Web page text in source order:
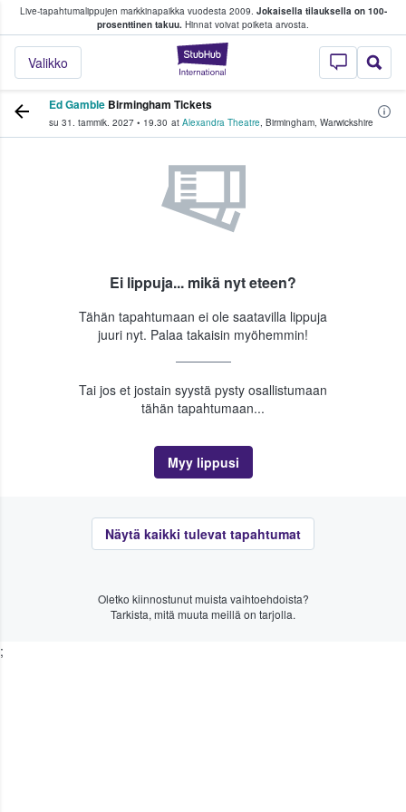
Live-tapahtumalippujen markkinapaikka vuodesta 2009. Jokaisella tilauksella on 100-
prosenttinen takuu. Hinnat voivat poiketa arvosta.
StubHub -
Valikko
fanit ostavat ja myyvät lippuja
Ed Gamble Birmingham Tickets
su 31. tammik. 2027 • 19.30 at Alexandra Theatre, Birmingham, Warwickshire
Ei lippuja... mikä nyt eteen?
Tähän tapahtumaan ei ole saatavilla lippuja
juuri nyt. Palaa takaisin myöhemmin!
Tai jos et jostain syystä pysty osallistumaan
tähän tapahtumaan...
Myy lippusi
Näytä kaikki tulevat tapahtumat
Oletko kiinnostunut muista vaihtoehdoista?
Tarkista, mitä muuta meillä on tarjolla.
;